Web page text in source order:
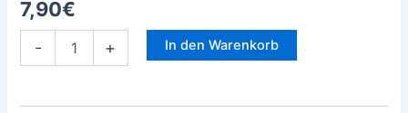
7,90€
- + In den Warenkorb